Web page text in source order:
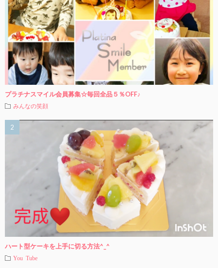
プラチナスマイル会員募集☆毎回全品５％OFF♪
みんなの笑顔
ハート型ケーキを上手に切る方法^_^
You Tube